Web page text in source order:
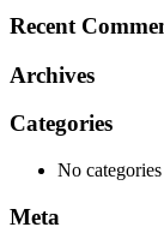
Recent
Archives
Categories
No categories
Meta